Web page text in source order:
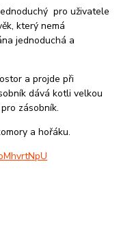
pro uživatele
který nemá
jednoduchá a
a projde při
dává kotli velkou
zásobník.
a hořáku.